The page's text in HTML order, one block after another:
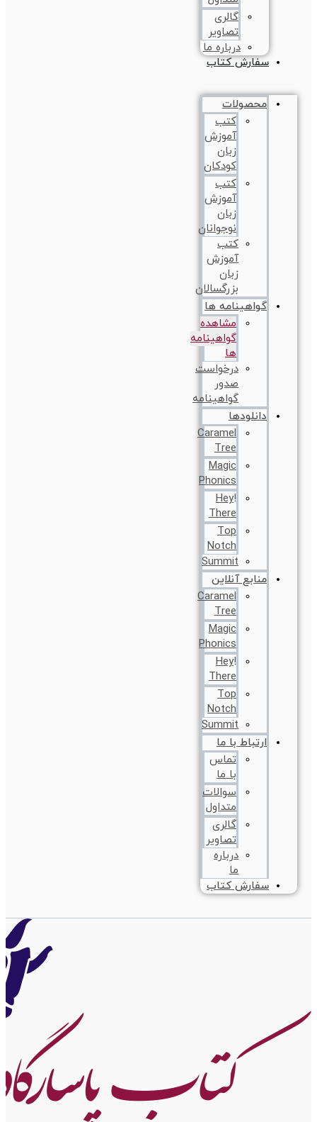
گالری
تصاویر
درباره ما
سفارش کتاب
محصولات
کتب
آموزش
زبان
کودکان
کتب
آموزش
زبان
نوجوانان
کتب
آموزش
زبان
بزرگسالان
گواهینامه ها
مشاهده
گواهینامه
ها
درخواست
صدور
گواهینامه
دانلودها
Caramel
Tree
Magic
Phonics
!Hey
There
Top
Notch
Summit
منابع آنلاین
Caramel
Tree
Magic
Phonics
!Hey
There
Top
Notch
Summit
ارتباط با ما
تماس
با ما
سوالات
متداول
گالری
تصاویر
درباره
ما
سفارش کتاب